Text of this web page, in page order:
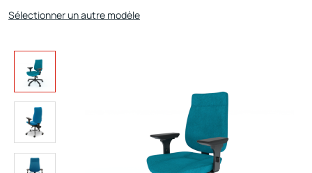
Sélectionner un autre modèle